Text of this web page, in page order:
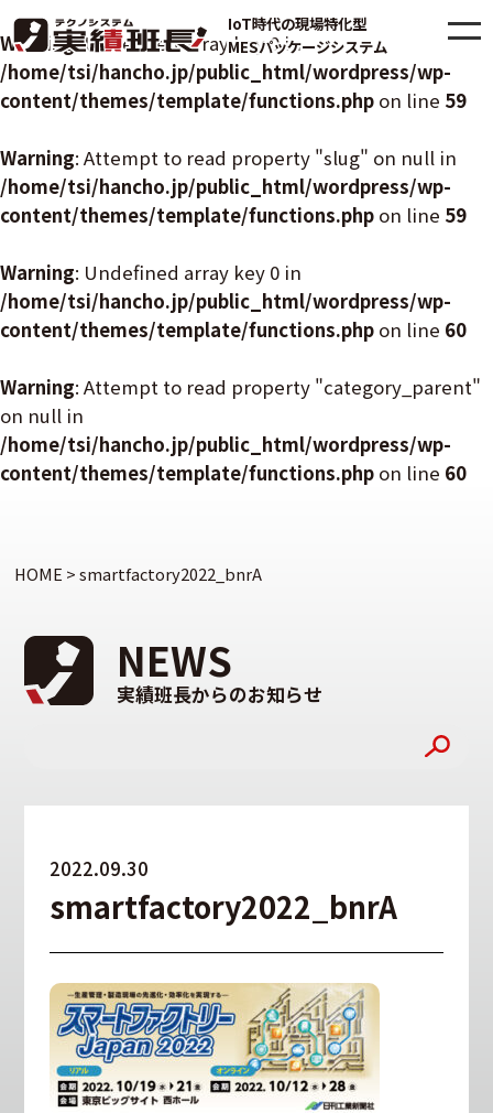
Warning: Undefined array key 0 in
/home/tsi/hancho.jp/public_html/wordpress/wp-
content/themes/template/functions.php on line 59
Warning: Attempt to read property "slug" on null in
/home/tsi/hancho.jp/public_html/wordpress/wp-
content/themes/template/functions.php on line 59
Warning: Undefined array key 0 in
/home/tsi/hancho.jp/public_html/wordpress/wp-
content/themes/template/functions.php on line 60
Warning: Attempt to read property "category_parent"
on null in
/home/tsi/hancho.jp/public_html/wordpress/wp-
content/themes/template/functions.php on line 60
IoT時代の現場特化型
MESパッケージシステム
HOME >smartfactory2022_bnrA
NEWS
実績班長からのお知らせ
2022.09.30
smartfactory2022_bnrA